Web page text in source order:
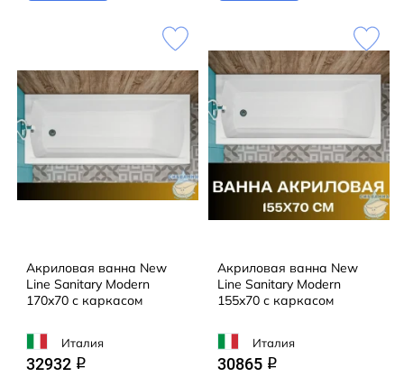
Акриловая ванна New
Line Sanitary Modern
170x70 с каркасом
Италия
32932 q
Акриловая ванна New
Line Sanitary Modern
155x70 с каркасом
Италия
30865 q